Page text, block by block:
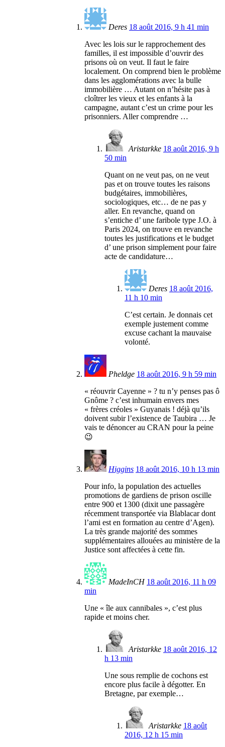
Deres 18 août 2016, 9 h 41 min
Avec les lois sur le rapprochement des
familles, il est impossible d’ouvrir des
prisons où on veut. Il faut le faire
localement. On comprend bien le problème
dans les agglomérations avec la bulle
immobilière … Autant on n’hésite pas à
cloîtrer les vieux et les enfants à la
campagne, autant c’est un crime pour les
prisonniers. Aller comprendre …
Aristarkke 18 août 2016, 9 h
50 min
Quant on ne veut pas, on ne veut
pas et on trouve toutes les raisons
budgétaires, immobilières,
sociologiques, etc… de ne pas y
aller. En revanche, quand on
s’entiche d’ une faribole type J.O. à
Paris 2024, on trouve en revanche
toutes les justifications et le budget
d’ une prison simplement pour faire
acte de candidature…
Deres 18 août 2016,
11 h 10 min
C’est certain. Je donnais cet
exemple justement comme
excuse cachant la mauvaise
volonté.
Pheldge 18 août 2016, 9 h 59 min
« réouvrir Cayenne » ? tu n’y penses pas ô
Gnôme ? c’est inhumain envers mes
« frères créoles » Guyanais ! déjà qu’ils
doivent subir l’existence de Taubira … Je
vais te dénoncer au CRAN pour la peine
😉
Higgins 18 août 2016, 10 h 13 min
Pour info, la population des actuelles
promotions de gardiens de prison oscille
entre 900 et 1300 (dixit une passagère
récemment transportée via Blablacar dont
l’ami est en formation au centre d’Agen).
La très grande majorité des sommes
supplémentaires allouées au ministère de la
Justice sont affectées à cette fin.
MadeInCH 18 août 2016, 11 h 09
min
Une « île aux cannibales », c’est plus
rapide et moins cher.
Aristarkke 18 août 2016, 12
h 13 min
Une sous remplie de cochons est
encore plus facile à dégotter. En
Bretagne, par exemple…
Aristarkke 18 août
2016, 12 h 15 min